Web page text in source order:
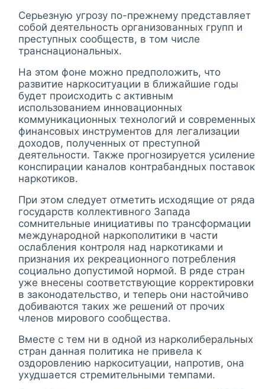
Серьезную угрозу по-прежнему представляет
собой деятельность организованных групп и
преступных сообществ, в том числе
транснациональных.
На этом фоне можно предположить, что
развитие наркоситуации в ближайшие годы
будет происходить с активным
использованием инновационных
коммуникационных технологий и современных
финансовых инструментов для легализации
доходов, полученных от преступной
деятельности. Также прогнозируется усиление
конспирации каналов контрабандных поставок
наркотиков.
При этом следует отметить исходящие от ряда
государств коллективного Запада
сомнительные инициативы по трансформации
международной наркополитики в части
ослабления контроля над наркотиками и
признания их рекреационного потребления
социально допустимой нормой. В ряде стран
уже внесены соответствующие корректировки
в законодательство, и теперь они настойчиво
добиваются таких же решений от прочих
членов мирового сообщества.
Вместе с тем ни в одной из нарколиберальных
стран данная политика не привела к
оздоровлению наркоситуации, напротив, она
ухудшается стремительными темпами.